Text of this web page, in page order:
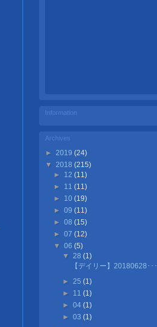
Information
Archives
► 2019 (24)
▼ 2018 (215)
► 12(11)
► 11(11)
► 10(19)
►09(11)
►08(15)
►07(12)
▼06(5)
▼ 28 (1)
【デイリー】20180628･･･
► 25 (1)
► 11 (1)
► 04 (1)
► 03 (1)